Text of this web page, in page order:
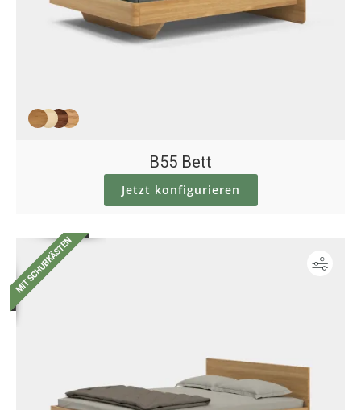
B55 Bett
Jetzt konfigurieren